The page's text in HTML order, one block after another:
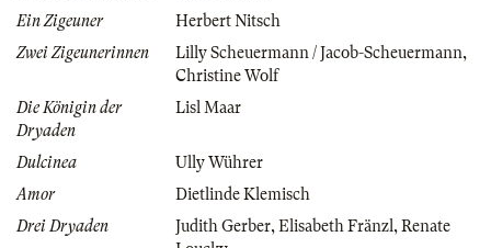
Ein Zigeuner
Herbert Nitsch
Zwei Zigeunerinnen
Lilly Scheuermann / Jacob-Scheuermann,
Christine Wolf
Die Königin der
Dryaden
Lisl Maar
Dulcinea
Ully Wührer
Amor
Dietlinde Klemisch
Drei Dryaden
Judith Gerber,Elisabeth Fränzl,Renate